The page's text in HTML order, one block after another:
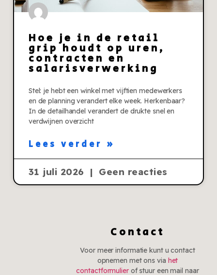
Hoe je in de retail
grip houdt op uren,
contracten en
salarisverwerking
Stel: je hebt een winkel met vijftien medewerkers
en de planning verandert elke week. Herkenbaar?
In de detailhandel verandert de drukte snel en
verdwijnen overzicht
Lees verder »
31 juli 2026 Geen reacties
Contact
Voor meer informatie kunt u contact
opnemen met ons via het
contactformulierof stuur een mail naar